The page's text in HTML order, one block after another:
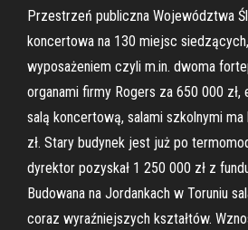
Przestrzeń publiczna Województwa
koncertowa na 130 miejsc
wyposażeniem czyli m.in. dwoma
organami firmy Rogers za 650 000 zł,
salą koncertową, salami szkolnymi
zł. Stary budynek jest już po
dyrektor pozyskał 1 250 000 zł z
Budowana na Jordankach w Toruniu
coraz wyraźniejszych kształtów.